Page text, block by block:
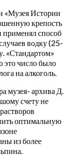
«Музея Истории
крепость
применял способ
водку (25-
«Стандартом»
это число было
на алкоголь.
музея- архива Д.
счету не
оптимальную
из более